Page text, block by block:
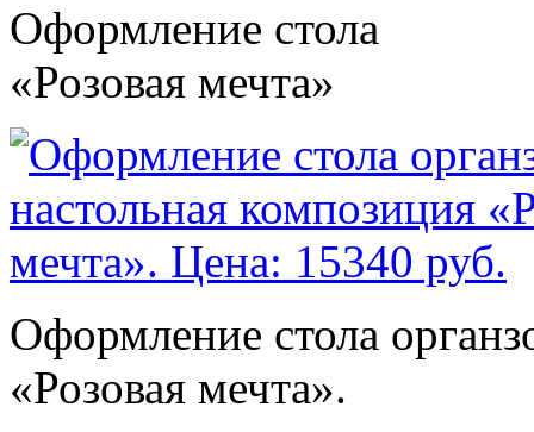
Оформление стола
«Розовая мечта»
Оформление стола
«Розовая мечта».